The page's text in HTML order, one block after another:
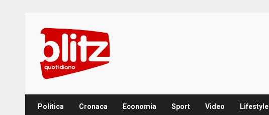
content
Politica Cronaca Economia Sport Video Lifestyle